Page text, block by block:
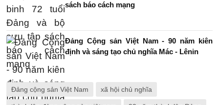
sách báo cách mạng
Đảng Cộng sản Việt Nam - 90 năm kiên
định và sáng tạo chủ nghĩa Mác - Lênin
Đảng cộng sản Việt Nam xã hội chủ nghĩa